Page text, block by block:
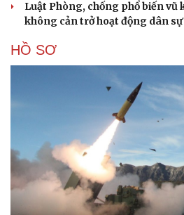
Luật Phòng, chống phổ biến vũ
không cản trở hoạt động dân sự
HỒ SƠ